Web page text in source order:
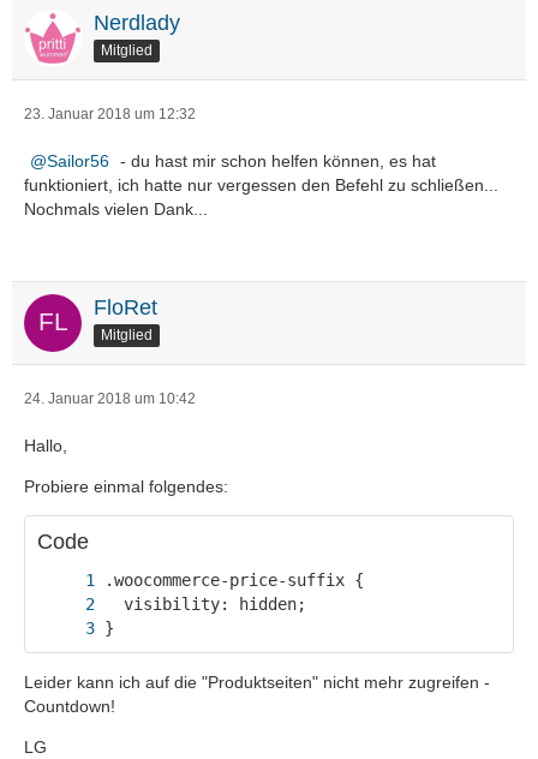
Nerdlady
Mitglied
23. Januar 2018 um 12:32
Sailor56 - du hast mir schon helfen können, es hat
funktioniert, ich hatte nur vergessen den Befehl zu schließen...
Nochmals vielen Dank...
FloRet
Mitglied
24. Januar 2018 um 10:42
Hallo,
Probiere einmal folgendes:
Code
}
Leider kann ich auf die "Produktseiten" nicht mehr zugreifen -
Countdown!
LG